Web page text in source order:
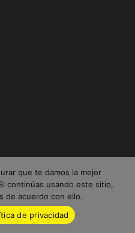
que te damos la mejor
continúas usando este sitio,
de acuerdo con ello.
de privacidad